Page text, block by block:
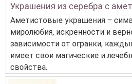
Украшения из серебра с
Аметистовые украшения –
миролюбия, искренности и
зависимости от огранки,
имеет свои магические и
свойства.